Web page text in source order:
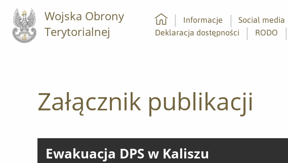
Wojska Obrony
Terytorialnej
Strona główna
Informacje Social media
Deklaracja dostępności
RODO
Załącznik publikacji
Ewakuacja DPS w Kaliszu